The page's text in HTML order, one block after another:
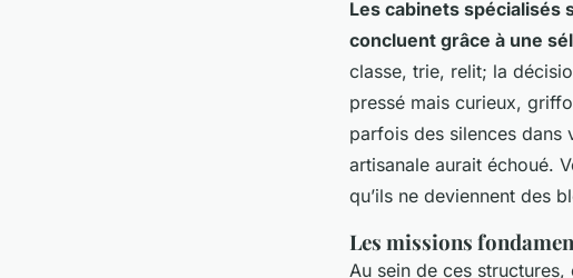
Les cabinets spécialisés
concluent grâce à une
classe, trie, relit; la
pressé mais curieux,
parfois des silences dans
artisanale aurait échoué.
qu’ils ne deviennent des
Les missions
Au sein de ces